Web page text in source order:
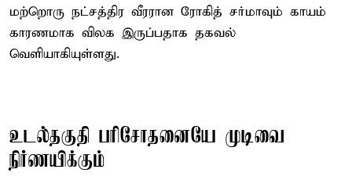
மற்றொரு நட்சத்திர வீரரான ரோகித் சர்மாவும் காயம்
காரணமாக விலக இருப்பதாக தகவல்
வெளியாகியுள்ளது.
உடல்தகுதி பரிசோதனையே முடிவை
நிர்ணயிக்கும்